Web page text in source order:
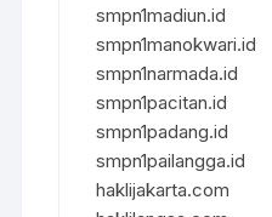
smpn1madiun.id
smpn1manokwari.id
smpn1narmada.id
smpn1pacitan.id
smpn1padang.id
smpn1pailangga.id
haklijakarta.com